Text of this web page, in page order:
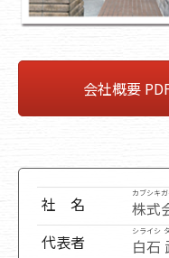
会社概要
社 名 株式
カブシキ
代表者 白石
シライシ